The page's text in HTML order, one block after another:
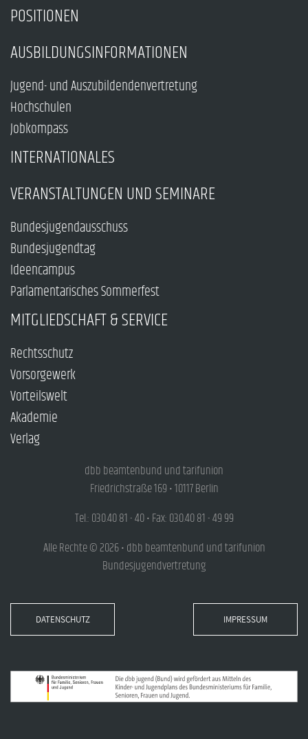
POSITIONEN
AUSBILDUNGSINFORMATIONEN
Jugend- und Auszubildendenvertretung
Hochschulen
Jobkompass
INTERNATIONALES
VERANSTALTUNGEN UND SEMINARE
Bundesjugendausschuss
Bundesjugendtag
Ideencampus
Parlamentarisches Sommerfest
MITGLIEDSCHAFT & SERVICE
Rechtsschutz
Vorsorgewerk
Vorteilswelt
Akademie
Verlag
dbb beamtenbund und tarifunion
Friedrichstraße 169 • 10117 Berlin
Tel.: 030.40 81 - 40 • Fax: 030.40 81 - 49 99
Alle Rechte © 2026 • dbb beamtenbund und tarifunion
Bundesjugendvertretung
DATENSCHUTZ IMPRESSUM